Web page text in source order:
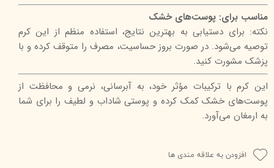
مناسب برای: پوست‌های خشک
نکته: برای دستیابی به بهترین نتایج، استفاده منظم از این کرم
توصیه می‌شود. در صورت بروز حساسیت، مصرف را متوقف کرده و با
پزشک مشورت کنید.
این کرم با ترکیبات مؤثر خود، به آبرسانی، نرمی و محافظت از
پوست‌های خشک کمک کرده و پوستی شاداب و لطیف را برای شما
به ارمغان می‌آورد.
افزودن به علاقه مندی ها